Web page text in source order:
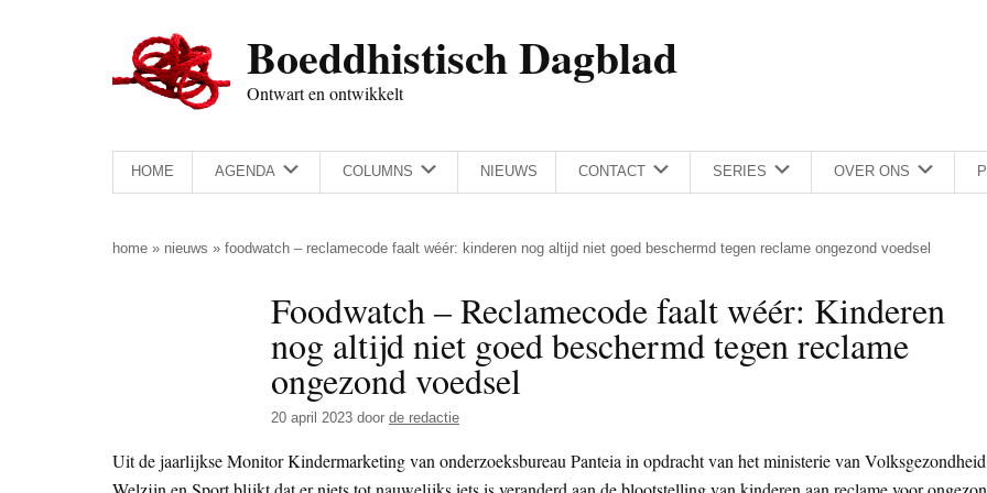
Boeddhistisch Dagblad
Ontwart en ontwikkelt
HOME AGENDA COLUMNS NIEUWS CONTACT SERIES OVER ONS
home » nieuws » foodwatch – reclamecode faalt wéér: kinderen nog altijd niet goed beschermd tegen reclame ongezond voedsel
Foodwatch – Reclamecode faalt wéér: Kinderen
nog altijd niet goed beschermd tegen reclame
ongezond voedsel
20 april 2023 door de redactie
Uit de jaarlijkse Monitor Kindermarketing van onderzoeksbureau Panteia in opdracht van het ministerie van